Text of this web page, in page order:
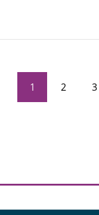
1 2 3